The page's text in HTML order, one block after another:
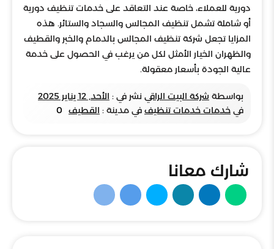
دورية للعملاء، خاصة عند التعاقد على خدمات تنظيف دورية
أو شاملة تشمل تنظيف المجالس والسجاد والستائر. هذه
المزايا تجعل شركة تنظيف المجالس بالدمام والخبر والقطيف
والظهران الخيار الأمثل لكل من يرغب في الحصول على خدمة
عالية الجودة بأسعار معقولة.
بواسطة شركة البيت الراقي نشر في : الأحد, 12 يناير 2025
في خدمات خدمات تنظيف في مدينة : القطيف 0
شارك معانا